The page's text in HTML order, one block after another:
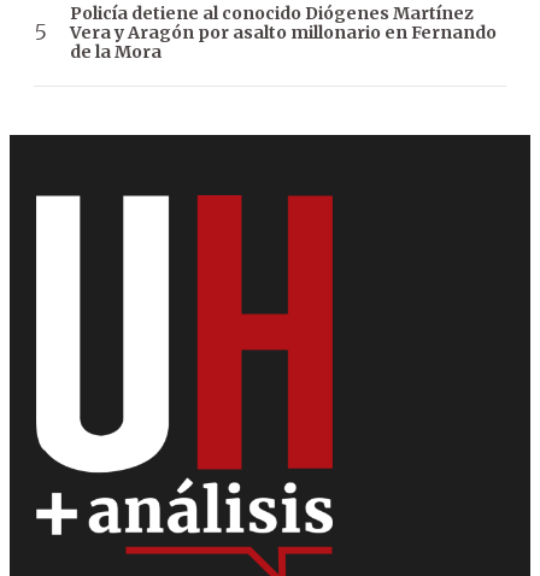
Policía detiene al conocido Diógenes Martínez
Vera y Aragón por asalto millonario en Fernando
de la Mora